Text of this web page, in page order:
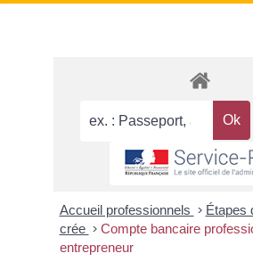
Accueil professionnels > Étapes
crée > Compte bancaire
entrepreneur